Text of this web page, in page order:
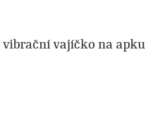
vajíčko na apku